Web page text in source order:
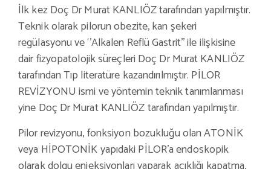
İlk kez Doç Dr Murat KANLIÖZ tarafından yapılmıştır.
Teknik olarak pilorun obezite, kan şekeri
regülasyonu ve ‘’Alkalen Reflü Gastrit’’ ile ilişkisine
dair fizyopatolojik süreçleri Doç Dr Murat KANLIÖZ
tarafından Tıp literatüre kazandırılmıştır. PİLOR
REVİZYONU ismi ve yöntemin teknik tanımlanması
yine Doç Dr Murat KANLIÖZ tarafından yapılmıştır.
Pilor revizyonu, fonksiyon bozukluğu olan ATONİK
veya HİPOTONİK yapıdaki PİLOR’a endoskopik